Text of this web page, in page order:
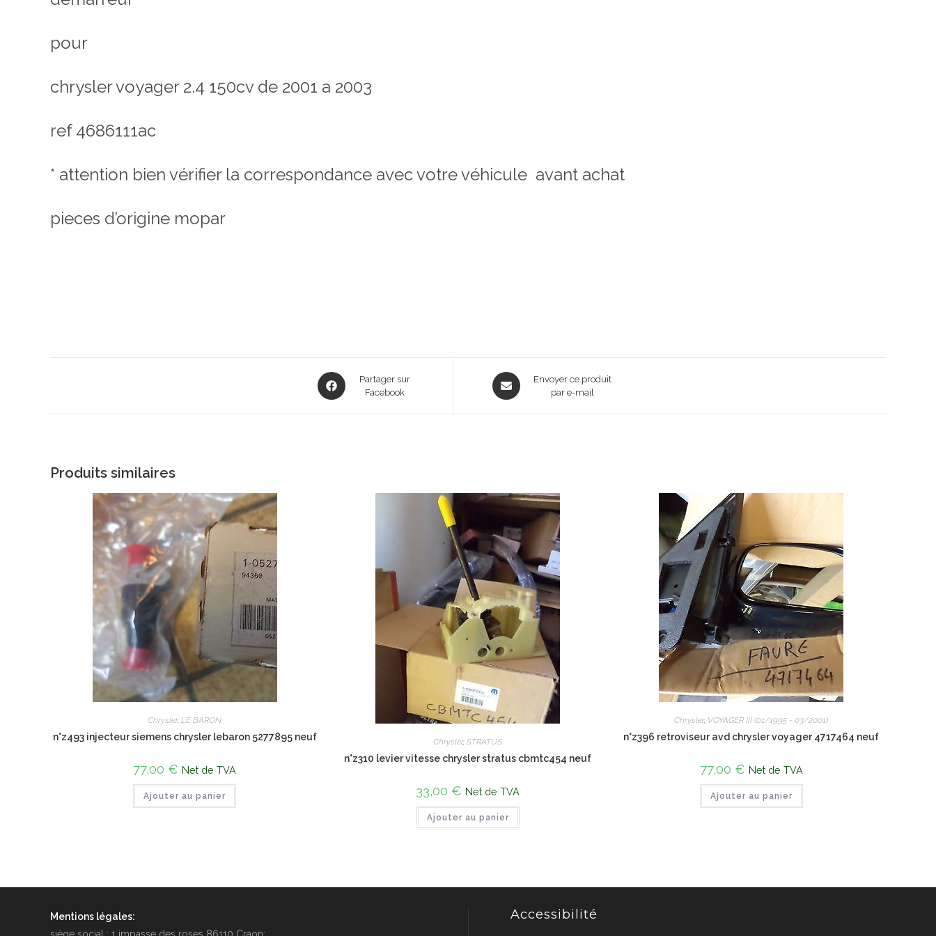
pour
chrysler voyager 2.4 150cv de 2001 a 2003
ref 4686111ac
* attention bien vérifier la correspondance avec votre véhicule avant achat
pieces d’origine mopar
Opens
in
Partager sur
Facebook
Opens
in
Envoyer ce produit
par e-mail
Produits similaires
Chrysler,LE BARON
n°z493 injecteur siemens chrysler lebaron 5277895 neuf
77,00 € Net de TVA
Ajouter au panier
Chrysler,STRATUS
n°z310 levier vitesse chrysler stratus cbmtc454 neuf
33,00 € Net de TVA
Ajouter au panier
Chrysler, VOYAGER III (01/1995 - 03/2001)
n°z396 retroviseur avd chrysler voyager 4717464 neuf
77,00 € Net de TVA
Ajouter au panier
Mentions légales:
siège social : 1 impasse des roses 86110 Craon:
Accessibilité